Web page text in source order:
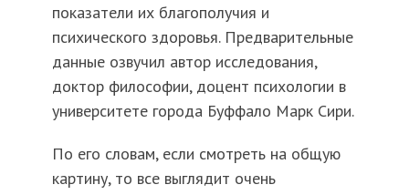
показатели их благополучия и
психического здоровья. Предварительные
данные озвучил автор исследования,
доктор философии, доцент психологии в
университете города Буффало Марк Сири.
По его словам, если смотреть на общую
картину, то все выглядит очень